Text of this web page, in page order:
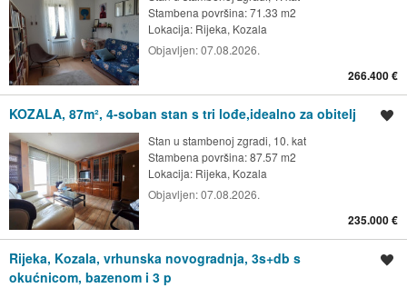
Stambena površina: 71.33 m2
Lokacija: Rijeka, Kozala
Objavljen:07.08.2026.
266.400 €
KOZALA, 87m², 4-soban stan s tri lođe,idealno za obitelj
Stan u stambenoj zgradi, 10. kat
Stambena površina: 87.57 m2
Lokacija: Rijeka, Kozala
Objavljen:07.08.2026.
235.000 €
Rijeka, Kozala, vrhunska novogradnja, 3s+db s
okućnicom, bazenom i 3 p